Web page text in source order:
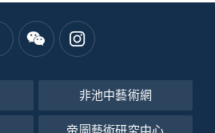
非池中藝術網
帝圖藝術研究中心